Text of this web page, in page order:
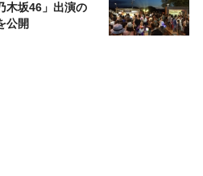
木坂46」出演の
公開